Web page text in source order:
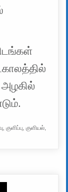
குளிப்பு குளியல்